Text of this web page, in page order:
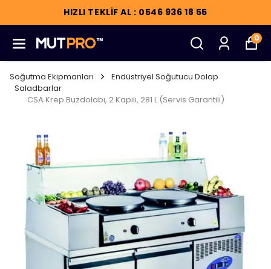
HIZLI TEKLİF AL : 0546 936 18 55
0
Soğutma Ekipmanları
Endüstriyel Soğutucu Dolap
Saladbarlar
CSA Krep Buzdolabı, 2 Kapılı, 281 L (Servis Garantili)